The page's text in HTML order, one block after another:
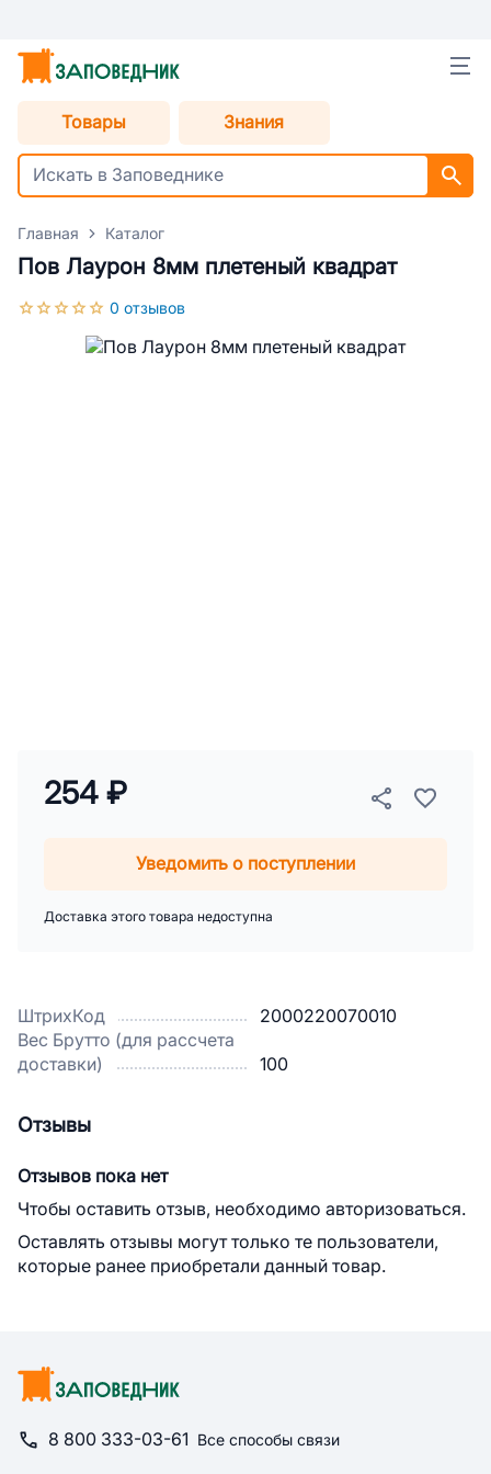
Товары Знания
Главная Каталог
Пов Лаурон 8мм плетеный квадрат
0 отзывов
ШтрихКод
2000220070010
Вес Брутто (для рассчета
доставки)
100
254 ₽
Уведомить о поступлении
Доставка этого товара недоступна
Отзывы
Отзывов пока нет
Чтобы оставить отзыв, необходимо авторизоваться.
Оставлять отзывы могут только те пользователи,
которые ранее приобретали данный товар.
8 800 333-03-61 Все способы связи